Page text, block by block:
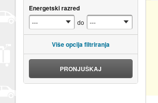
Energetski razred
do
Više opcija filtriranja
PRONJUŠKAJ